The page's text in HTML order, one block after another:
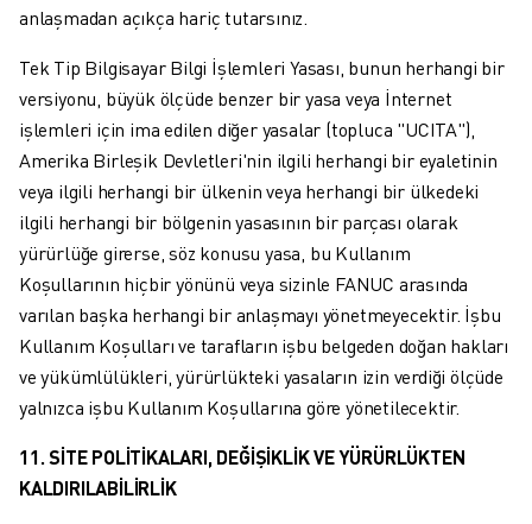
anlaşmadan açıkça hariç tutarsınız.
Tek Tip Bilgisayar Bilgi İşlemleri Yasası, bunun herhangi bir
versiyonu, büyük ölçüde benzer bir yasa veya İnternet
işlemleri için ima edilen diğer yasalar (topluca "UCITA"),
Amerika Birleşik Devletleri'nin ilgili herhangi bir eyaletinin
veya ilgili herhangi bir ülkenin veya herhangi bir ülkedeki
ilgili herhangi bir bölgenin yasasının bir parçası olarak
yürürlüğe girerse, söz konusu yasa, bu Kullanım
Koşullarının hiçbir yönünü veya sizinle FANUC arasında
varılan başka herhangi bir anlaşmayı yönetmeyecektir. İşbu
Kullanım Koşulları ve tarafların işbu belgeden doğan hakları
ve yükümlülükleri, yürürlükteki yasaların izin verdiği ölçüde
yalnızca işbu Kullanım Koşullarına göre yönetilecektir.
11. SİTE POLİTİKALARI, DEĞİŞİKLİK VE YÜRÜRLÜKTEN
KALDIRILABİLİRLİK